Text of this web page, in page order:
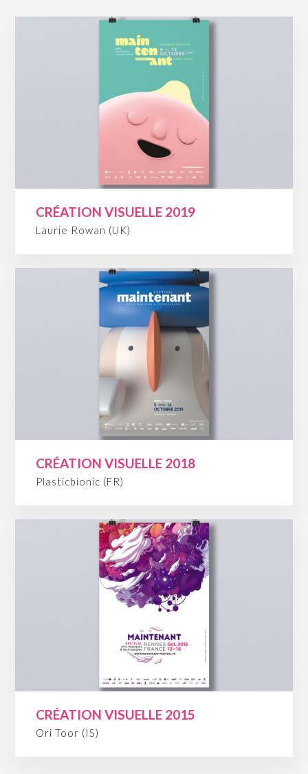
CRÉATION VISUELLE 2019
Laurie Rowan (UK)
CRÉATION VISUELLE 2018
Plasticbionic (FR)
CRÉATION VISUELLE 2015
Ori Toor (IS)